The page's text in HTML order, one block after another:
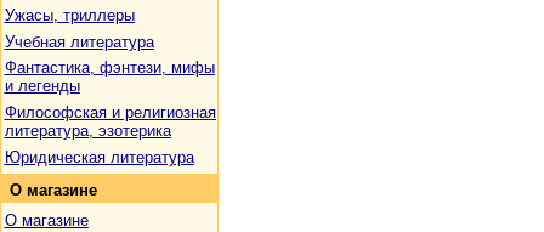
Ужасы, триллеры
Учебная литература
Фантастика, фэнтези, мифы
и легенды
Философская и религиозная
литература, эзотерика
Юридическая литература
О магазине
О магазине